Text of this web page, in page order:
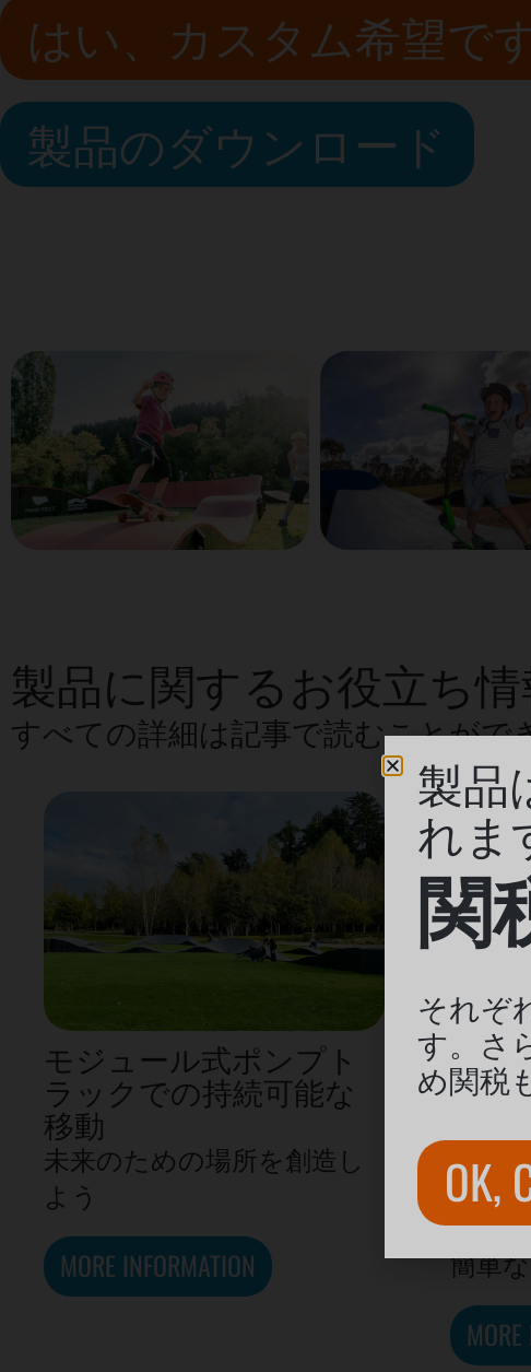
はい、カスタム希望で
製品のダウンロード
製品に関するお役立ち情
すべての詳細は記事で読むことがで
モジュール式ポンプト
ラックでの持続可能な
移動
未来のための場所を創造し
よう
MORE INFORMATION
トラ
モジ
か?
クラ
プレ
簡単
製品
れま
関
それぞ
す。さ
め関税
OK,